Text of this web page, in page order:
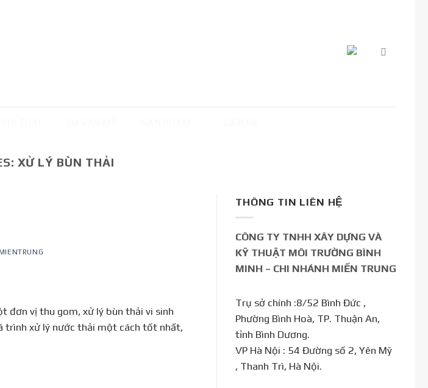
XỬ LÝ BÙN THẢI
đơn vị thu gom, xử lý bùn thải vi sinh
trình xử lý nước thải một cách tốt nhất,
THÔNG TIN LIÊN HỆ
CÔNG TY TNHH XÂY DỰNG VÀ
KỸ THUẬT MÔI TRƯỜNG BÌNH
MINH – CHI NHÁNH MIỀN TRUNG
Trụ sở chính :8/52 Bình Đức ,
Phường Bình Hoà, TP. Thuận An,
tỉnh Bình Dương.
VP Hà Nội : 54 Đường số 2, Yên Mỹ
, Thanh Trì, Hà Nội.